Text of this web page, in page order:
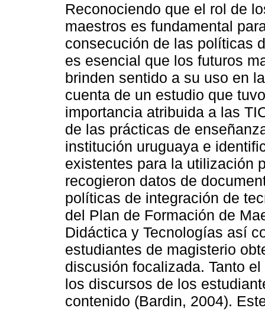
Reconociendo que el rol de
maestros es fundamental
consecución de las políticas
es esencial que los futuros
brinden sentido a su uso en
cuenta de un estudio que
importancia atribuida a las
de las prácticas de
institución uruguaya e
existentes para la utilización
recogieron datos de
políticas de integración de
del Plan de Formación de
Didáctica y Tecnologías así
estudiantes de magisterio
discusión focalizada. Tanto
los discursos de los
contenido (Bardin, 2004).